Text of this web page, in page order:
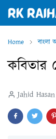
Home বাংলা
কবিতার
Jahid Hasan